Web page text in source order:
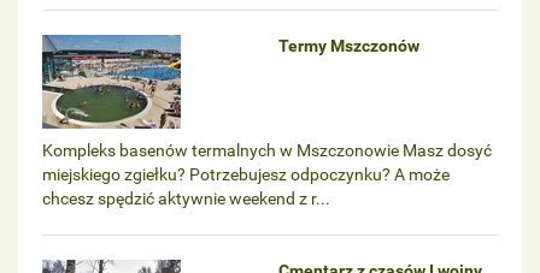
Termy Mszczonów
Kompleks basenów termalnych w Mszczonowie Masz dosyć
miejskiego zgiełku? Potrzebujesz odpoczynku? A może
chcesz spędzić aktywnie weekend z r...